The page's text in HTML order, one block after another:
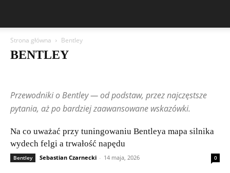
Strona główna Bentley
BENTLEY
Ford
Geely Honda Hyundai Jeep Kia
Lamborghini
Lexus
Maserati Mazda Mercedes-Benz Mitsubishi
Peugeot
Porsche Renault
Volkswagen (VW)
Przewodniki o Bentley — od podstaw, przez najczęstsze
pytania, aż po bardziej zaawansowane wskazówki.
Na co uważać przy tuningowaniu Bentleya mapa silnika
wydech felgi a trwałość napędu
Bentley Sebastian Czarnecki - 14 maja, 2026 0